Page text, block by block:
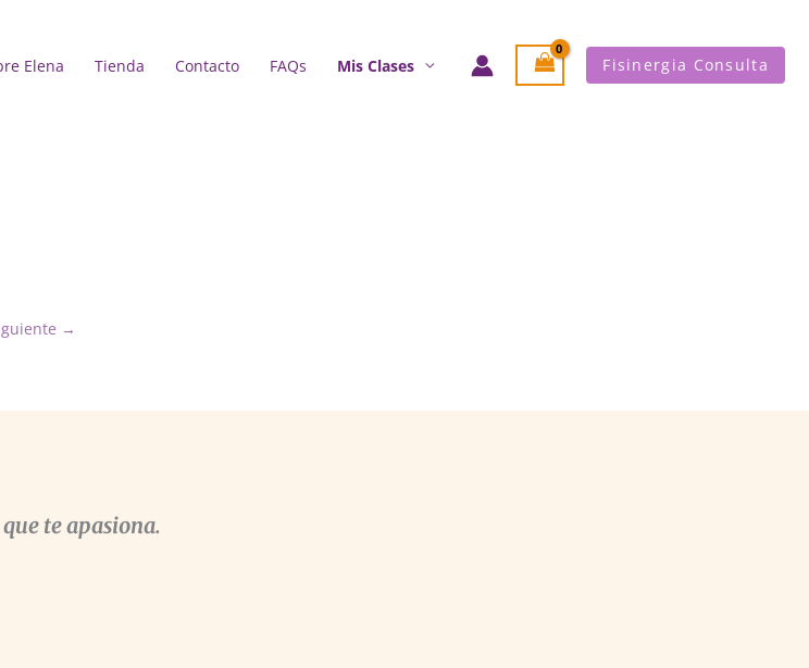
Elena Tienda Contacto FAQs Mis Clases Fisinergia Consulta
→
te apasiona.